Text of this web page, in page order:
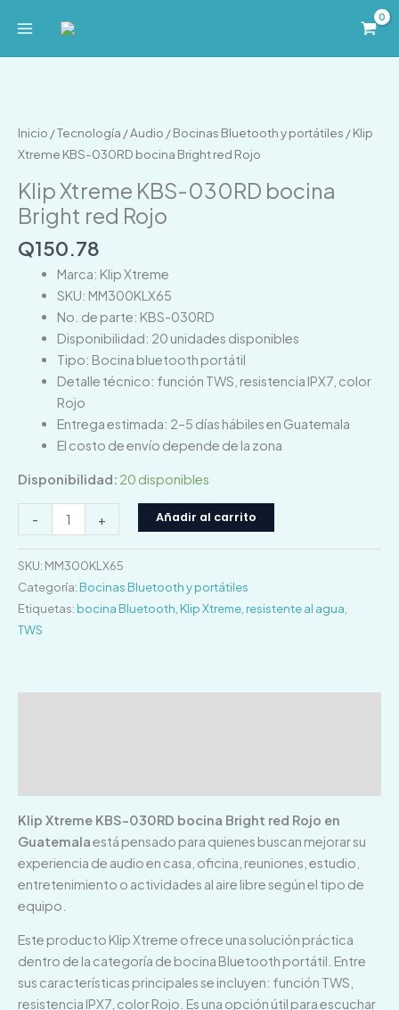
Inicio /Tecnología /Audio /Bocinas Bluetooth y portátiles / Klip
Xtreme KBS-030RD bocina Bright red Rojo
Klip Xtreme KBS-030RD bocina
Bright red Rojo
Q150.78
Marca: Klip Xtreme
SKU: MM300KLX65
No. de parte: KBS-030RD
Disponibilidad: 20 unidades disponibles
Tipo: Bocina bluetooth portátil
Detalle técnico: función TWS, resistencia IPX7, color
Rojo
Entrega estimada: 2–5 días hábiles en Guatemala
El costo de envío depende de la zona
Disponibilidad: 20 disponibles
-
KBS-
030RD
Bright
red
cantidad
+ Añadir al carrito
SKU: MM300KLX65
Categoría: Bocinas Bluetooth y portátiles
Etiquetas: bocina Bluetooth Klip Xtreme resistente al agua
TWS
Klip Xtreme KBS-030RD bocina Bright red Rojo en
Guatemalaestá pensado para quienes buscan mejorar su
experiencia de audio en casa, oficina, reuniones, estudio,
entretenimiento o actividades al aire libre según el tipo de
equipo.
Este producto Klip Xtreme ofrece una solución práctica
dentro de la categoría de bocina Bluetooth portátil. Entre
sus características principales se incluyen: función TWS,
resistencia IPX7, color Rojo. Es una opción útil para escuchar